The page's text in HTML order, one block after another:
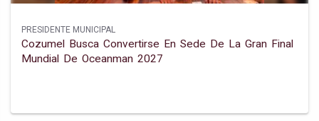
PRESIDENTE MUNICIPAL
Cozumel Busca Convertirse En Sede De La Gran Final
Mundial De Oceanman 2027